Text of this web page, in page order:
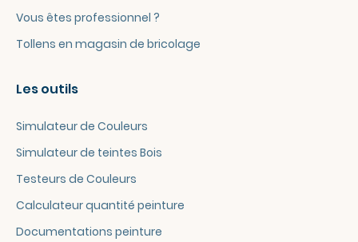
Vous êtes professionnel ?
Tollens en magasin de bricolage
Les outils
Simulateur de Couleurs
Simulateur de teintes Bois
Testeurs de Couleurs
Calculateur quantité peinture
Documentations peinture